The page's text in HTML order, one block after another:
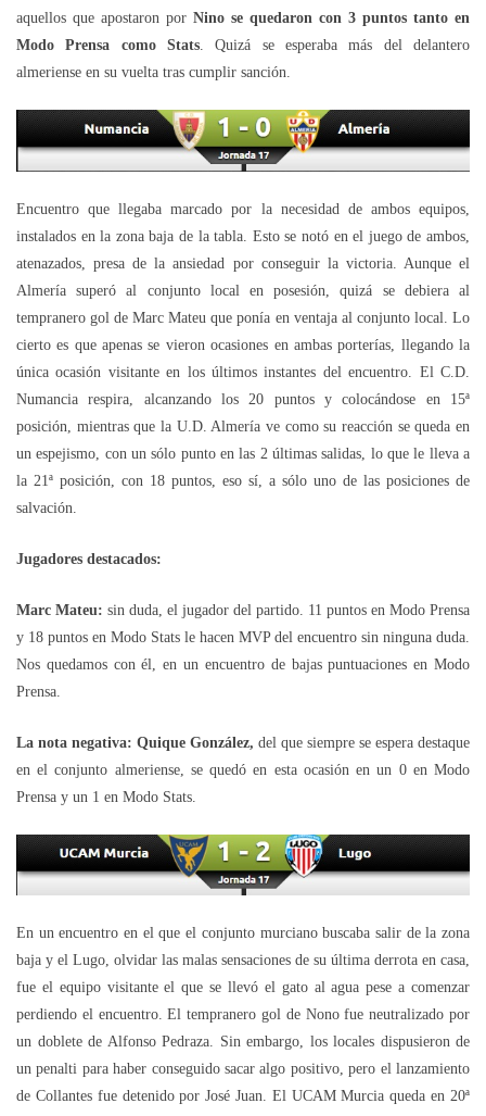
aquellos que apostaron por Nino se quedaron con 3 puntos tanto en
Modo Prensa como Stats . Quizá se esperaba más del delantero
almeriense en su vuelta tras cumplir sanción.
Encuentro que llegaba marcado por la necesidad de ambos equipos,
instalados en la zona baja de la tabla. Esto se notó en el juego de ambos,
atenazados, presa de la ansiedad por conseguir la victoria. Aunque el
Almería superó al conjunto local en posesión, quizá se debiera al
tempranero gol de Marc Mateu que ponía en ventaja al conjunto local. Lo
cierto es que apenas se vieron ocasiones en ambas porterías, llegando la
única ocasión visitante en los últimos instantes del encuentro. El C.D.
Numancia respira, alcanzando los 20 puntos y colocándose en 15ª
posición, mientras que la U.D. Almería ve como su reacción se queda en
un espejismo, con un sólo punto en las 2 últimas salidas, lo que le lleva a
la 21ª posición, con 18 puntos, eso sí, a sólo uno de las posiciones de
salvación.
Jugadores destacados:
Marc Mateu: sin duda, el jugador del partido. 11 puntos en Modo Prensa
y 18 puntos en Modo Stats le hacen MVP del encuentro sin ninguna duda.
Nos quedamos con él, en un encuentro de bajas puntuaciones en Modo
Prensa.
La nota negativa: Quique González, del que siempre se espera destaque
en el conjunto almeriense, se quedó en esta ocasión en un 0 en Modo
Prensa y un 1 en Modo Stats.
En un encuentro en el que el conjunto murciano buscaba salir de la zona
baja y el Lugo, olvidar las malas sensaciones de su última derrota en casa,
fue el equipo visitante el que se llevó el gato al agua pese a comenzar
perdiendo el encuentro. El tempranero gol de Nono fue neutralizado por
un doblete de Alfonso Pedraza. Sin embargo, los locales dispusieron de
un penalti para haber conseguido sacar algo positivo, pero el lanzamiento
de Collantes fue detenido por José Juan. El UCAM Murcia queda en 20ª